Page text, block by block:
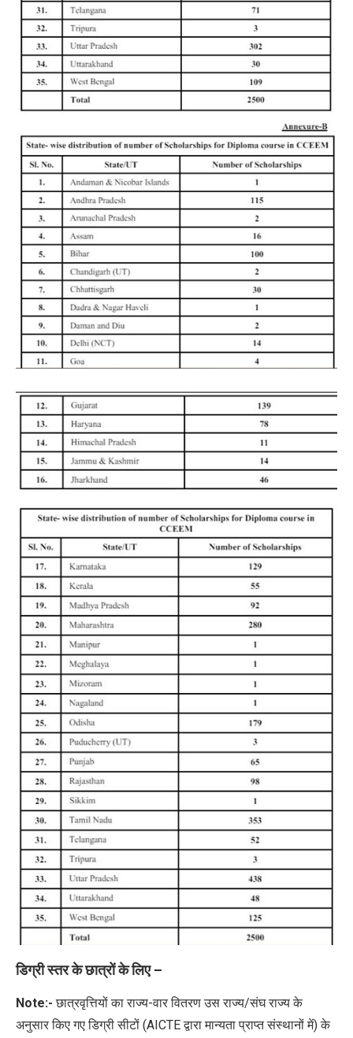
डिग्री स्तर के छात्रों के लिए –
Note:-छात्रवृत्तियों का राज्य-वार वितरण उस राज्य/संघ राज्य के
अनुसार किए गए डिग्री सीटों (AICTE द्वारा मान्यता प्राप्त संस्थानों में) के